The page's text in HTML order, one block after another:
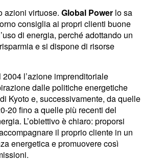
azioni virtuose. Global Power lo sa
consiglia ai propri clienti buone
di energia, perché adottando un
e si dispone di risorse
l’azione imprenditoriale
dalle politiche energetiche
Kyoto e, successivamente, da quelle
20 fino a quelle più recenti del
L’obiettivo è chiaro: proporsi
il proprio cliente in un
energetica e promuovere così